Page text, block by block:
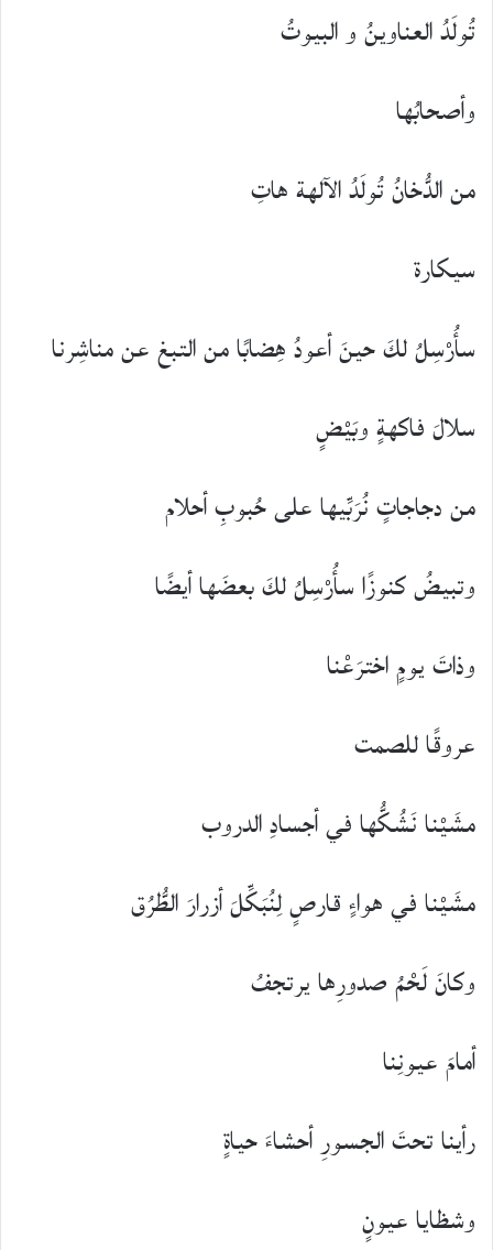
تُولَدُ العناوينُ و البيوتُ
وأصحابُها
من الدُّخانُ تُولَدُ الآلهة هاتِ
سيكارة
سأُرْسِلُ لكَ حينَ أعودُ هِضابًا من التبغ عن مناشِرنا
سلالَ فاكهةٍ وبَيْضٍ
من دجاجاتٍ نُرَبِّيها على حُبوبِ أحلام
وتبيضُ كنوزًا سأُرْسِلُ لكَ بعضَها أيضًا
وذاتَ يومٍ اخترَعْنا
عروقًا للصمت
مشَيْنا نَشُكُّها في أجسادِ الدروب
مشَيْنا في هواءٍ قارصٍ لِنُبَكِّلَ أزرارَ الطُّرُق
وكانَ لَحْمُ صدورِها يرتجفُ
أمامَ عيونِنا
رأينا تحتَ الجسورِ أحشاءَ حياةٍ
وشظايا عيونٍ